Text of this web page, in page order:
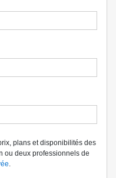
plans et disponibilités des
ou deux professionnels de
.